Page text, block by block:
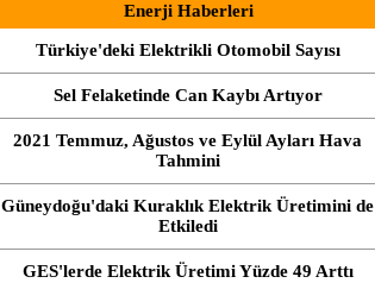
Enerji Haberleri
Türkiye'deki Elektrikli Otomobil Sayısı
Sel Felaketinde Can Kaybı Artıyor
2021 Temmuz, Ağustos ve Eylül Ayları Hava
Tahmini
Güneydoğu'daki Kuraklık Elektrik Üretimini de
Etkiledi
GES'lerde Elektrik Üretimi Yüzde 49 Arttı